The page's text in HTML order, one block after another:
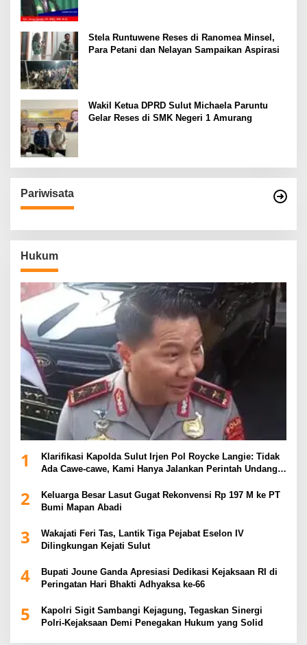
Stela Runtuwene Reses di Ranomea Minsel,
Para Petani dan Nelayan Sampaikan Aspirasi
Wakil Ketua DPRD Sulut Michaela Paruntu
Gelar Reses di SMK Negeri 1 Amurang
Pariwisata
Hukum
1
Klarifikasi Kapolda Sulut Irjen Pol Roycke Langie: Tidak
Ada Cawe-cawe, Kami Hanya Jalankan Perintah Undang-
2
Keluarga Besar Lasut Gugat Rekonvensi Rp 197 M ke PT
Bumi Mapan Abadi
3
Wakajati Feri Tas, Lantik Tiga Pejabat Eselon IV
Dilingkungan Kejati Sulut
4
Bupati Joune Ganda Apresiasi Dedikasi Kejaksaan RI di
Peringatan Hari Bhakti Adhyaksa ke-66
5
Kapolri Sigit Sambangi Kejagung, Tegaskan Sinergi
Polri-Kejaksaan Demi Penegakan Hukum yang Solid